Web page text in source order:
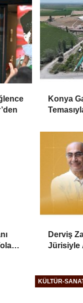
Konya
Derviş
Jürisiyle
KÜLTÜR-